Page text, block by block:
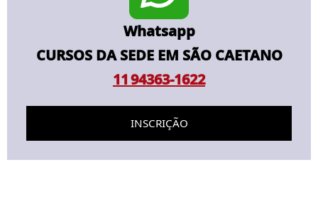
Whatsapp
CURSOS DA SEDE EM SÃO CAETANO
11 94363‑1622
INSCRIÇÃO